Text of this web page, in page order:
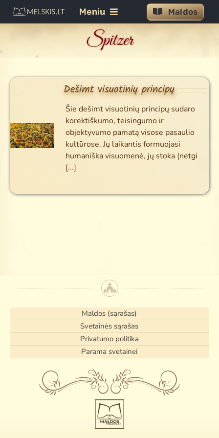
Skip
to
content
Maldos
Meniu
Jėzaus malda
Šventajai Dvasiai
Rožinis
Gailestingumas
Spitzer
Dešimt visuotinių principų
Šie dešimt visuotinių principų sudaro
korektiškumo, teisingumo ir
objektyvumo pamatą visose pasaulio
kultūrose. Jų laikantis formuojasi
humaniška visuomenė, jų stoka (netgi
[...]
Maldos (sąrašas)
Svetainės sąrašas
Privatumo politika
Parama svetainei